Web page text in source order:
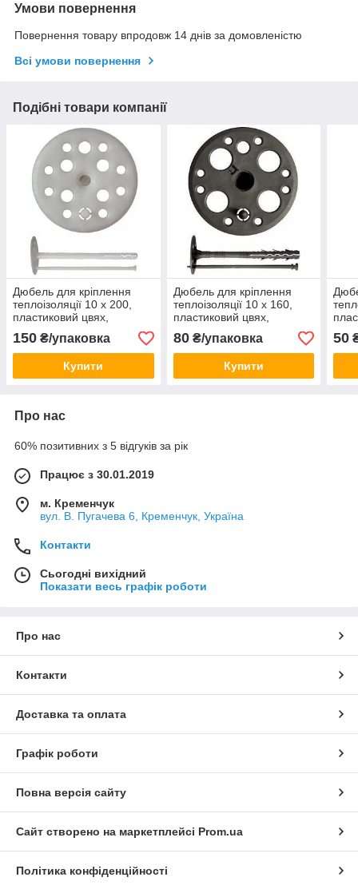
Умови повернення
Повернення товару впродовж 14 днів за домовленістю
Всі умови повернення
Подібні товари компанії
Дюбель для кріплення
теплоізоляції 10 х 200,
пластиковий цвях,
Преміум ціна за 50 шт.
150 ₴/упаковка
Купити
Дюбель для кріплення
теплоізоляції 10 х 160,
пластиковий цвях,
Стандарт ціна за 100 шт.
80₴/упаковка
Купити
50
Про нас
60% позитивних з 5 відгуків за рік
Працює з 30.01.2019
м. Кременчук
вул. В. Пугачева 6, Кременчук, Україна
Контакти
Сьогодні вихідний
Показати весь графік роботи
Про нас
Контакти
Доставка та оплата
Графік роботи
Повна версія сайту
Сайт створено на маркетплейсі Prom.ua
Політика конфіденційності